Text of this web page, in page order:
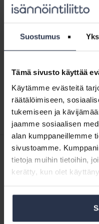
Suostumus
Tämä sivusto käyttää
Käytämme evästeitä
räätälöimiseen,
tukemiseen ja
jaamme sosiaalisen
alan kumppaneillemme
sivustoamme.
tietoja muihin tietoihin,
kerätty, kun olet
↓ Näytä aikajärjestyksessä
Liian
kylmä
Osakkaan mukaan
joten hän jätti
yhtiökokouksen
otettiin hallintaan
SISÄLTÖJÄ
19.5.2026
Aurinkovoima –